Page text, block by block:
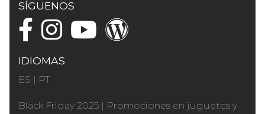
SÍGUENOS
IDIOMAS
ES | PT
Black Friday 2025 | Promociones en juguetes y